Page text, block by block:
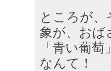
ところが
象が、おば
「青い葡
なんて！